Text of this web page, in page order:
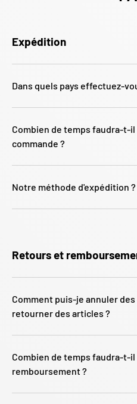
Expédition
Dans quels pays effectuez-
Combien de temps faudra-t-
commande ?
Notre méthode d'expédition ?
Retours et
Comment puis-je annuler
retourner des articles ?
Combien de temps faudra-t-
remboursement ?